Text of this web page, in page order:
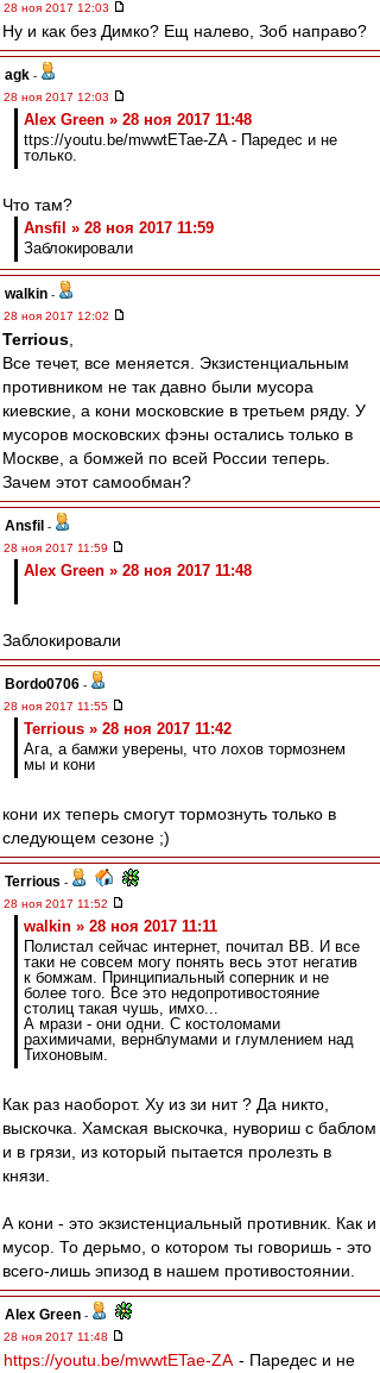
28 ноя 2017 12:03
Ну и как без Димко? Ещ налево, Зоб направо?
agk -
28 ноя 2017 12:03
Alex Green » 28 ноя 2017 11:48
ttps://youtu.be/mwwtETae-ZA - Паредес и не
только.
Что там?
Ansfil » 28 ноя 2017 11:59
Заблокировали
walkin -
28 ноя 2017 12:02
Terrious
Все течет, все меняется. Экзистенциальным
противником не так давно были мусора
киевские, а кони московские в третьем ряду. У
мусоров московских фэны остались только в
Москве, а бомжей по всей России теперь.
Зачем этот самообман?
Ansfil -
28 ноя 2017 11:59
Alex Green » 28 ноя 2017 11:48
Заблокировали
Bordo0706 -
28 ноя 2017 11:55
Terrious » 28 ноя 2017 11:42
Ага, а бамжи уверены, что лохов тормознем
мы и кони
кони их теперь смогут тормознуть только в
следующем сезоне ;)
Terrious -
28 ноя 2017 11:52
walkin » 28 ноя 2017 11:11
Полистал сейчас интернет, почитал ВВ. И все
таки не совсем могу понять весь этот негатив
к бомжам. Принципиальный соперник и не
более того. Все это недопротивостояние
столиц такая чушь, имхо...
А мрази - они одни. С костоломами
рахимичами, вернблумами и глумлением над
Тихоновым.
Как раз наоборот. Ху из зи нит ? Да никто,
выскочка. Хамская выскочка, нувориш с баблом
и в грязи, из который пытается пролезть в
князи.
А кони - это экзистенциальный противник. Как и
мусор. То дерьмо, о котором ты говоришь - это
всего-лишь эпизод в нашем противостоянии.
Alex Green -
28 ноя 2017 11:48
https://youtu.be/mwwtETae-ZA - Паредес и не